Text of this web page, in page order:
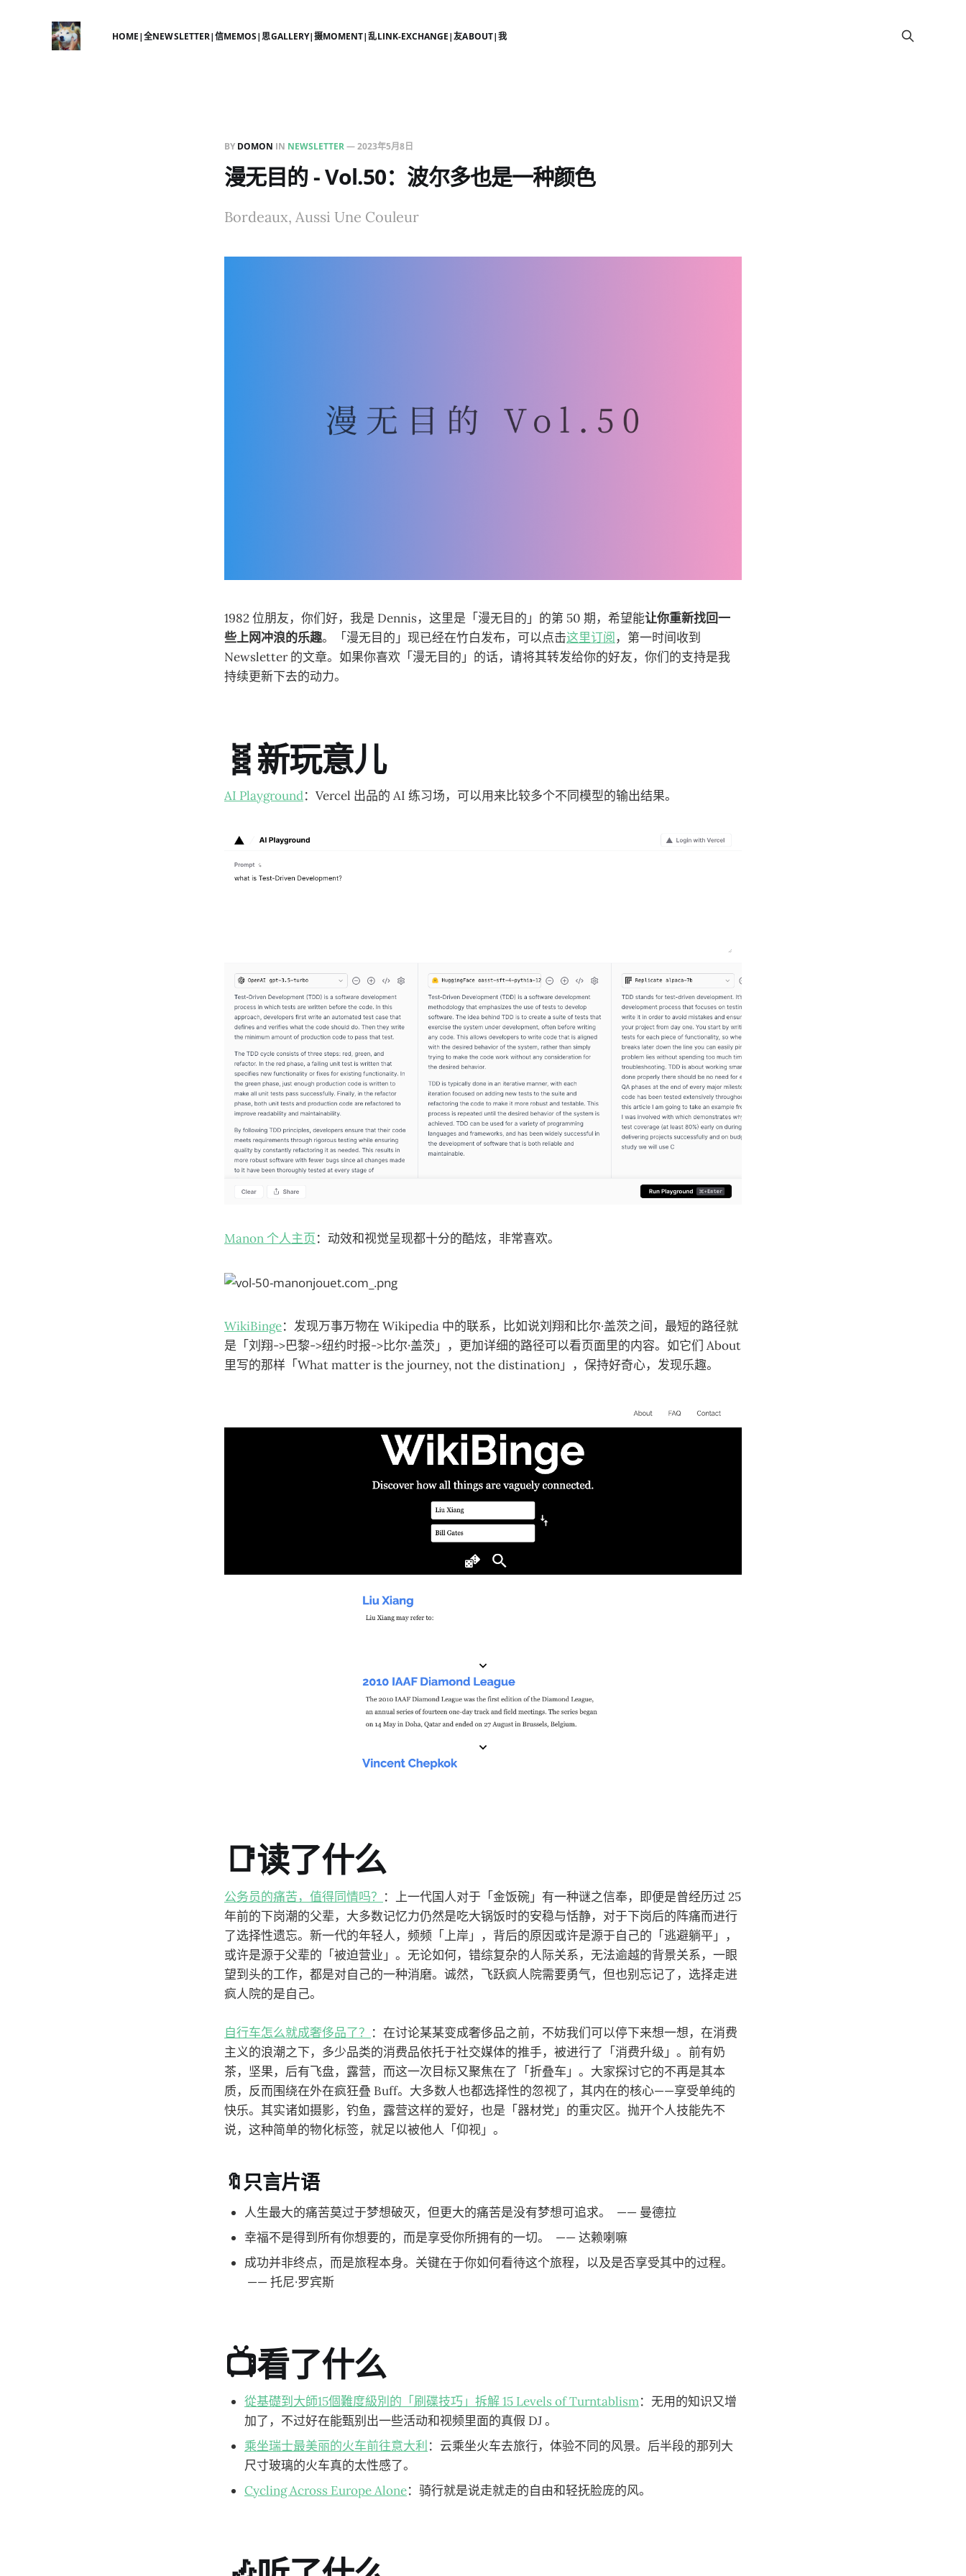
HOME|全NEWSLETTER|信MEMOS|思GALLERY|摄MOMENT|乱LINK-EXCHANGE|友ABOUT|我
BY DOMON IN NEWSLETTER—2023年5月8日
漫无目的 - Vol.50：波尔多也是一种颜色
Bordeaux, Aussi Une Couleur
1982 位朋友，你们好，我是 Dennis，这里是「漫无目的」的第 50 期，希望能让你重新找回一
些上网冲浪的乐趣。「漫无目的」现已经在竹白发布，可以点击这里订阅 ，第一时间收到
Newsletter 的文章。如果你喜欢「漫无目的」的话，请将其转发给你的好友，你们的支持是我
持续更新下去的动力。
🧬新玩意儿
AI Playground：Vercel 出品的 AI 练习场，可以用来比较多个不同模型的输出结果。
Manon 个人主页：动效和视觉呈现都十分的酷炫，非常喜欢。
WikiBinge：发现万事万物在 Wikipedia 中的联系，比如说刘翔和比尔·盖茨之间，最短的路径就
是「刘翔->巴黎->纽约时报->比尔·盖茨」，更加详细的路径可以看页面里的内容。如它们 About
里写的那样「What matter is the journey, not the distination」，保持好奇心，发现乐趣。
📑读了什么
公务员的痛苦，值得同情吗？ ：上一代国人对于「金饭碗」有一种谜之信奉，即便是曾经历过 25
年前的下岗潮的父辈，大多数记忆力仍然是吃大锅饭时的安稳与恬静，对于下岗后的阵痛而进行
了选择性遗忘。新一代的年轻人，频频「上岸」，背后的原因或许是源于自己的「逃避躺平」，
或许是源于父辈的「被迫营业」。无论如何，错综复杂的人际关系，无法逾越的背景关系，一眼
望到头的工作，都是对自己的一种消磨。诚然，飞跃疯人院需要勇气，但也别忘记了，选择走进
疯人院的是自己。
自行车怎么就成奢侈品了？ ：在讨论某某变成奢侈品之前，不妨我们可以停下来想一想，在消费
主义的浪潮之下，多少品类的消费品依托于社交媒体的推手，被进行了「消费升级」。前有奶
茶，坚果，后有飞盘，露营，而这一次目标又聚焦在了「折叠车」。大家探讨它的不再是其本
质，反而围绕在外在疯狂叠 Buff。大多数人也都选择性的忽视了，其内在的核心——享受单纯的
快乐。其实诸如摄影，钓鱼，露营这样的爱好，也是「器材党」的重灾区。抛开个人技能先不
说，这种简单的物化标签，就足以被他人「仰视」。
🔖只言片语
人生最大的痛苦莫过于梦想破灭，但更大的痛苦是没有梦想可追求。 —— 曼德拉
幸福不是得到所有你想要的，而是享受你所拥有的一切。 —— 达赖喇嘛
成功并非终点，而是旅程本身。关键在于你如何看待这个旅程，以及是否享受其中的过程。
—— 托尼·罗宾斯
📺看了什么
從基礎到大師15個難度級別的「刷碟技巧」拆解 15 Levels of Turntablism：无用的知识又增
加了，不过好在能甄别出一些活动和视频里面的真假 DJ 。
乘坐瑞士最美丽的火车前往意大利 ：云乘坐火车去旅行，体验不同的风景。后半段的那列大
尺寸玻璃的火车真的太性感了。
Cycling Across Europe Alone：骑行就是说走就走的自由和轻抚脸庞的风。